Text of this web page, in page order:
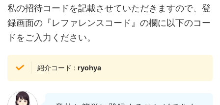
私の招待コードを記載させていただきますので、登
録画面の『レファレンスコード』の欄に以下のコー
ドをご入力ください。
紹介コード :ryohya